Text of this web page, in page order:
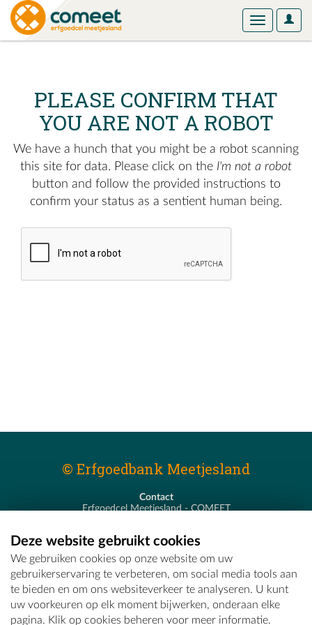
User
Toggle
PLEASE CONFIRM THAT
YOU ARE NOT A ROBOT
We have a hunch that you might be a robot scanning
this site for data. Please click on the I'm not a robot
button and follow the provided instructions to
confirm your status as a sentient human being.
© Erfgoedbank Meetjesland
Contact
Erfgoedcel Meetjesland - COMEET
T - 09 373 75 96
E -erfgoedcel@comeet.be
Deze website gebruikt cookies
We gebruiken cookies op onze website om uw
gebruikerservaring te verbeteren, om social media tools aan
te bieden en om ons websiteverkeer te analyseren. U kunt
uw voorkeuren op elk moment bijwerken, onderaan elke
pagina. Klik op cookies beheren voor meer informatie.